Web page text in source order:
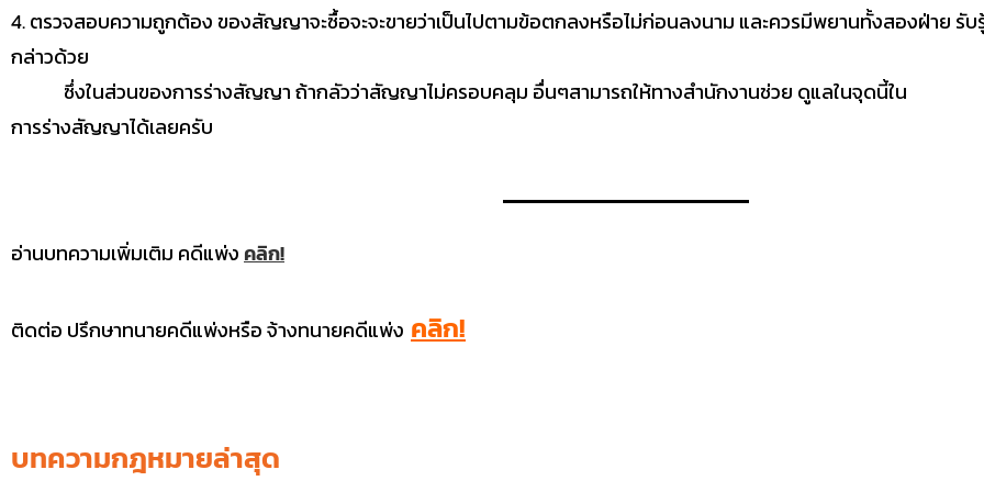
4. ตรวจสอบความถูกต้อง ของสัญญาจะซื้อจะจะขายว่าเป็นไปตามข้อตกลงหรือไม่ก่อนลงนาม และควรมีพยานทั้งสองฝ่าย รั
กล่าวด้วย
ซึ่งในส่วนของการร่างสัญญา ถ้ากลัวว่าสัญญาไม่ครอบคลุม อื่นๆสามารถให้ทางสำนักงานช่วย ดูแลในจุดนี้ใน
การร่างสัญญาได้เลยครับ
อ่านบทความเพิ่มเติม คดีแพ่ง คลิก!
ติดต่อ ปรึกษาทนายคดีแพ่งหรือ จ้างทนายคดีแพ่ง คลิก!
บทความกฎหมายล่าสุด